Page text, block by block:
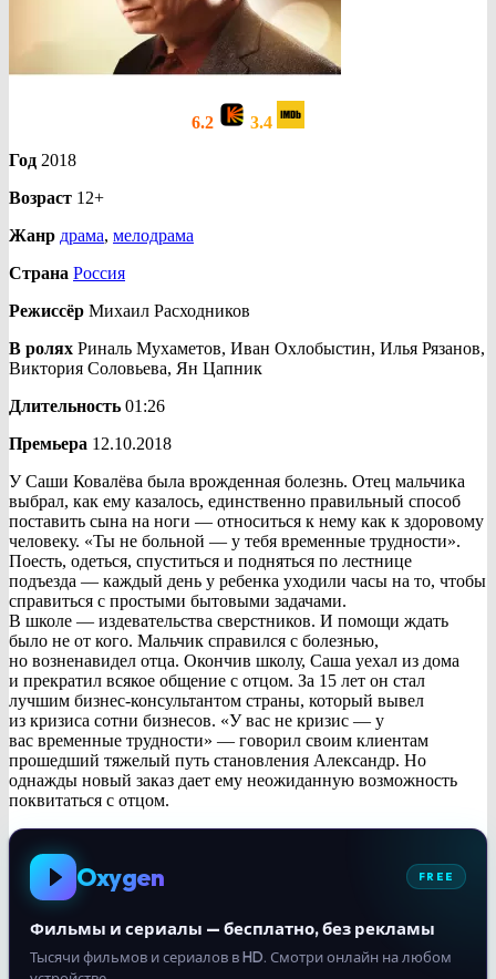
6.2
3.4
Год 2018
Возраст 12+
Жанр драма, мелодрама
Страна Россия
Режиссёр Михаил Расходников
В ролях Риналь Мухаметов, Иван Охлобыстин, Илья Рязанов,
Виктория Соловьева, Ян Цапник
Длительность 01:26
Премьера 12.10.2018
У Саши Ковалёва была врожденная болезнь. Отец мальчика
выбрал, как ему казалось, единственно правильный способ
поставить сына на ноги — относиться к нему как к здоровому
человеку. «Ты не больной — у тебя временные трудности».
Поесть, одеться, спуститься и подняться по лестнице
подъезда — каждый день у ребенка уходили часы на то, чтобы
справиться с простыми бытовыми задачами.
В школе — издевательства сверстников. И помощи ждать
было не от кого. Мальчик справился с болезнью,
но возненавидел отца. Окончив школу, Саша уехал из дома
и прекратил всякое общение с отцом. За 15 лет он стал
лучшим бизнес-консультантом страны, который вывел
из кризиса сотни бизнесов. «У вас не кризис — у
вас временные трудности» — говорил своим клиентам
прошедший тяжелый путь становления Александр. Но
однажды новый заказ дает ему неожиданную возможность
поквитаться с отцом.
Oxygen FREE
Фильмы и сериалы — бесплатно, без рекламы
Тысячи фильмов и сериалов в HD. Смотри онлайн на любом